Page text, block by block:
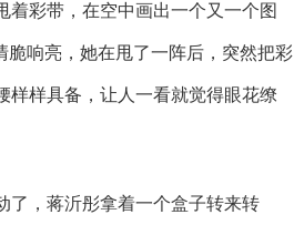
着彩带，在空中画出一个又一个图
脆响亮，她在甩了一阵后，突然把彩
样样具备，让人一看就觉得眼花缭
了，蒋沂彤拿着一个盒子转来转